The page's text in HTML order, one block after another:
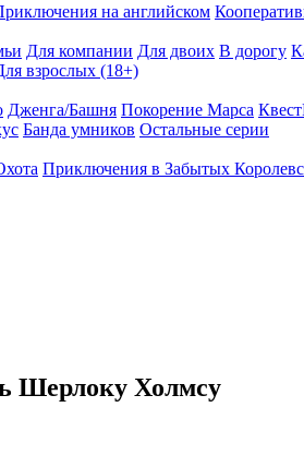
на английском
Для компании Для двоих В дорогу
взрослых (18+)
Дженга/Башня Покорение Марса
Банда умников Остальные серии
Приключения в Забытых
Шерлоку Холмсу